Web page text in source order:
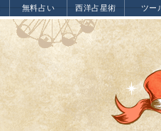
無料占い 西洋占星術 ツー